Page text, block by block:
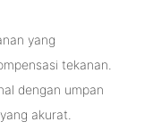
yang
tekanan.
dengan umpan
akurat.